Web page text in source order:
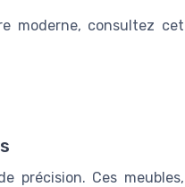
moderne, consultez cet
précision. Ces meubles,